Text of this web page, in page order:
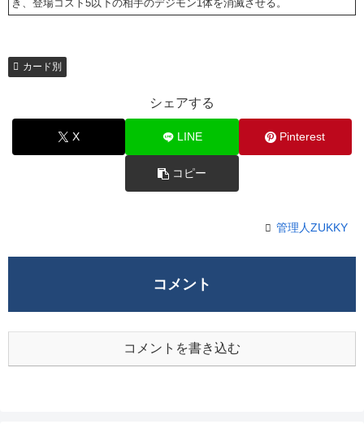
き、登場コスト5以下の相手のデジモン1体を消滅させる。
カード別
シェアする
X LINE Pinterest
コピー
管理人ZUKKY
コメント
コメントを書き込む